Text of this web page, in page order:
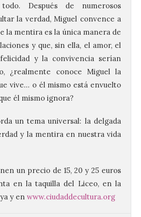
Después de numerosos
la verdad, Miguel convence a
la mentira es la única manera de
y que, sin ella, el amor, el
y la convivencia serían
¿realmente conoce Miguel la
vive… o él mismo está envuelto
él mismo ignora?
un tema universal: la delgada
y la mentira en nuestra vida
un precio de 15, 20 y 25 euros
en la taquilla del Liceo, en la
y en www.ciudaddecultura.org
la
con el I
de
certamen,